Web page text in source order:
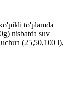
to'plamda
nisbatda suv
(25,50,100 l),